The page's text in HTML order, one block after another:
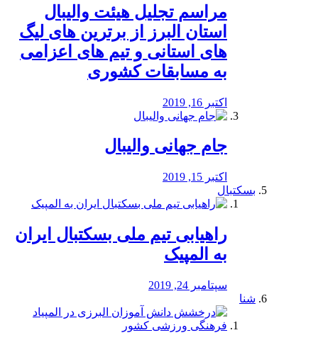
مراسم تجلیل هیئت والیبال
استان البرز از برترین های لیگ
های استانی و تیم های اعزامی
به مسابقات کشوری
اکتبر 16, 2019
جام جهانی والیبال
اکتبر 15, 2019
بسکتبال
راهیابی تیم ملی بسکتبال ایران
به المپیک
سپتامبر 24, 2019
شنا